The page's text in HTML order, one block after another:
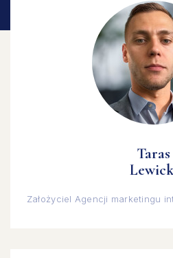
Taras
Założyciel Agencji marketingu